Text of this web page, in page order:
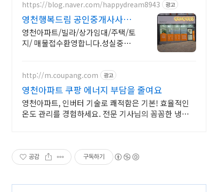
https://blog.naver.com/happydream8943 광고
영천행복드림 공인중개사사무
소
영천아파트/빌라/상가임대/주택/토
지/ 매물접수환영합니다.성실중개,
http://m.coupang.com 광고
영천아파트 쿠팡 에너지 부담을 줄여요
영천아파트, 인버터 기술로 쾌적함은 기본! 효율적인
온도 관리를 경험하세요. 전문 기사님의 꼼꼼한 냉난방
공감 구독하기